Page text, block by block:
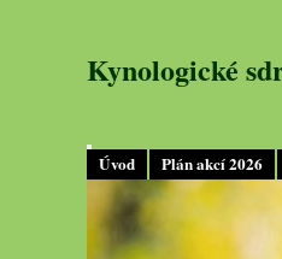
Úvod Plán akcí 2026
Kynologické